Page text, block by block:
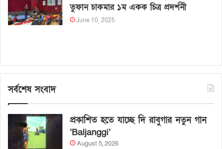
তুফান চাকমার ১ম একক চিত্র প্রদর্শনী
June 10, 2025
সর্বশেষ সংবাদ
প্রকাশিত হতে যাচ্ছে দি রাবুগার নতুন গান
‘Baljanggi’
August 5, 2026